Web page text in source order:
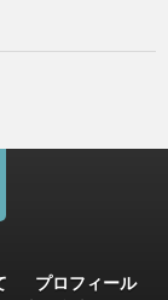
プロフィール